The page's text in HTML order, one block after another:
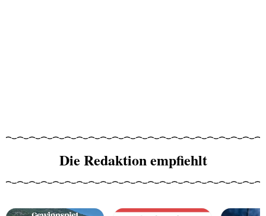
Die Redaktion empfiehlt